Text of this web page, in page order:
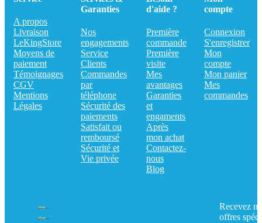
A propos
Livraison
LeKingStore
Moyens de
paiement
Témoignages
CGV
Mentions
Légales
Garanties
Nos
engagements
Service
Clients
Commandes
par
téléphone
Sécurité des
paiements
Satisfait ou
remboursé
Sécurité et
Vie privée
d'aide ?
Première
commande
Première
visite
Mes
avantages
Garanties
et
engaments
Après
mon achat
Contactez-
nous
Blog
compte
Connexion
S'enregistrer
Mon
compte
Mon panier
Mes
commandes
Recevez
offres